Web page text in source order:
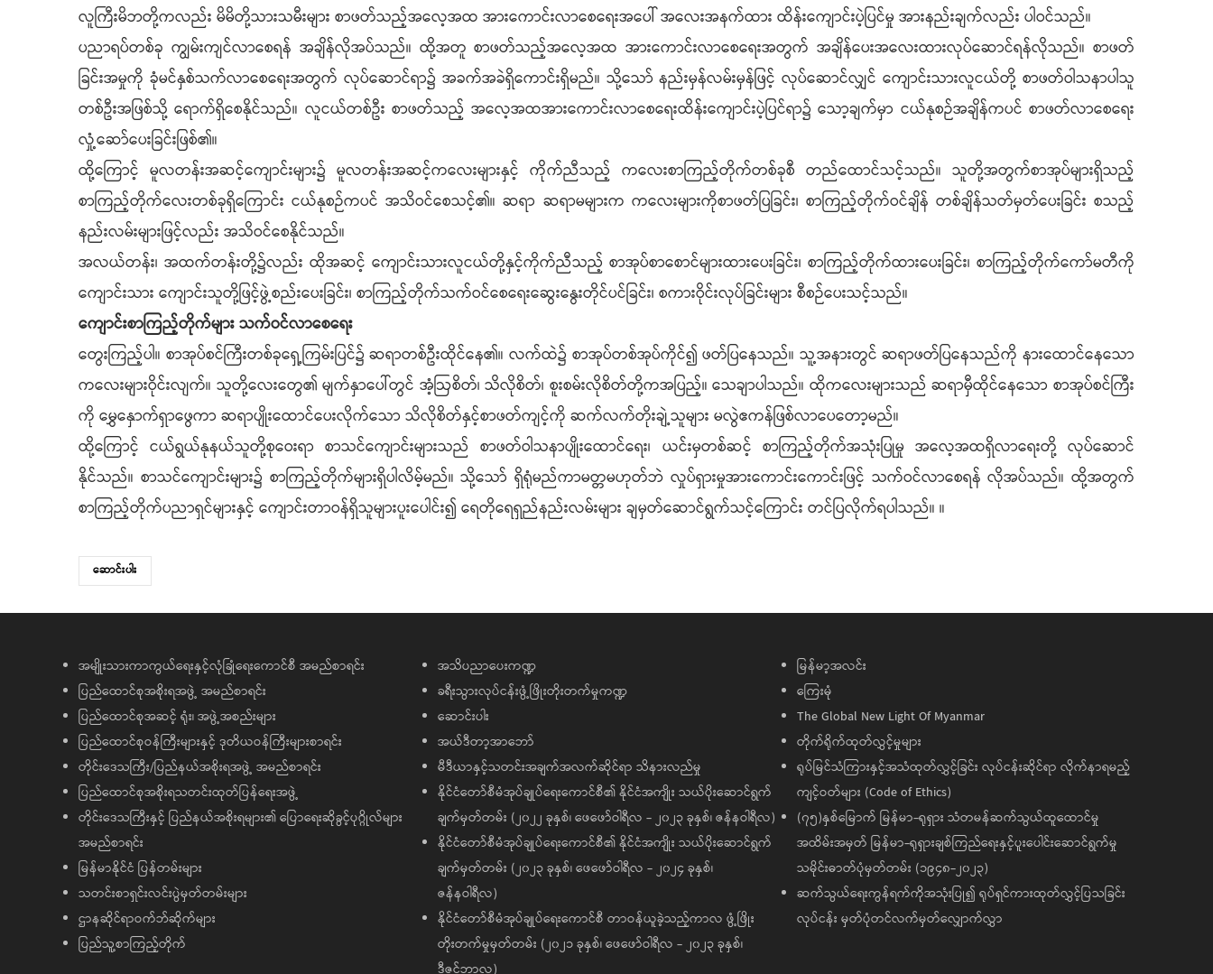
လူကြီးမိဘတို့ကလည်း မိမိတို့သားသမီးများ စာဖတ်သည့်အလေ့အထ အားကောင်းလာစေရေးအပေါ် အလေးအနက်ထား ထိန်းကျောင်းပဲ့ပြင်မှု အားနည်းချက်လည်း ပါဝင်သည်။
ပညာရပ်တစ်ခု ကျွမ်းကျင်လာစေရန် အချိန်လိုအပ်သည်။ ထို့အတူ စာဖတ်သည့်အလေ့အထ အားကောင်းလာစေရေးအတွက် အချိန်ပေးအလေးထားလုပ်ဆောင်ရန်လိုသည်။ စာဖတ်
ခြင်းအမှုကို ခုံမင်နှစ်သက်လာစေရေးအတွက် လုပ်ဆောင်ရာ၌ အခက်အခဲရှိကောင်းရှိမည်။ သို့သော် နည်းမှန်လမ်းမှန်ဖြင့် လုပ်ဆောင်လျှင် ကျောင်းသားလူငယ်တို့ စာဖတ်ဝါသနာပါသူ
တစ်ဦးအဖြစ်သို့ ရောက်ရှိစေနိုင်သည်။ လူငယ်တစ်ဦး စာဖတ်သည့် အလေ့အထအားကောင်းလာစေရေးထိန်းကျောင်းပဲ့ပြင်ရာ၌ သော့ချက်မှာ ငယ်နုစဉ်အချိန်ကပင် စာဖတ်လာစေရေး
လှုံ့ဆော်ပေးခြင်းဖြစ်၏။
ထို့ကြောင့် မူလတန်းအဆင့်ကျောင်းများ၌ မူလတန်းအဆင့်ကလေးများနှင့် ကိုက်ညီသည့် ကလေးစာကြည့်တိုက်တစ်ခုစီ တည်ထောင်သင့်သည်။ သူတို့အတွက်စာအုပ်များရှိသည့်
စာကြည့်တိုက်လေးတစ်ခုရှိကြောင်း ငယ်နုစဉ်ကပင် အသိဝင်စေသင့်၏။ ဆရာ ဆရာမများက ကလေးများကိုစာဖတ်ပြခြင်း၊ စာကြည့်တိုက်ဝင်ချိန် တစ်ချိန်သတ်မှတ်ပေးခြင်း စသည့်
နည်းလမ်းများဖြင့်လည်း အသိဝင်စေနိုင်သည်။
အလယ်တန်း၊ အထက်တန်းတို့၌လည်း ထိုအဆင့် ကျောင်းသားလူငယ်တို့နှင့်ကိုက်ညီသည့် စာအုပ်စာစောင်များထားပေးခြင်း၊ စာကြည့်တိုက်ထားပေးခြင်း၊ စာကြည့်တိုက်ကော်မတီကို
ကျောင်းသား ကျောင်းသူတို့ဖြင့်ဖွဲ့စည်းပေးခြင်း၊ စာကြည့်တိုက်သက်ဝင်စေရေးဆွေးနွေးတိုင်ပင်ခြင်း၊ စကားဝိုင်းလုပ်ခြင်းများ စီစဉ်ပေးသင့်သည်။
ကျောင်းစာကြည့်တိုက်များ သက်ဝင်လာစေရေး
တွေးကြည့်ပါ။ စာအုပ်စင်ကြီးတစ်ခုရှေ့ကြမ်းပြင်၌ ဆရာတစ်ဦးထိုင်နေ၏။ လက်ထဲ၌ စာအုပ်တစ်အုပ်ကိုင်၍ ဖတ်ပြနေသည်။ သူ့အနားတွင် ဆရာဖတ်ပြနေသည်ကို နားထောင်နေသော
ကလေးများဝိုင်းလျက်။ သူတို့လေးတွေ၏ မျက်နှာပေါ်တွင် အံ့ဩစိတ်၊ သိလိုစိတ်၊ စူးစမ်းလိုစိတ်တို့ကအပြည့်။ သေချာပါသည်။ ထိုကလေးများသည် ဆရာမှီထိုင်နေသော စာအုပ်စင်ကြီး
ကို မွှေနှောက်ရှာဖွေကာ ဆရာပျိုးထောင်ပေးလိုက်သော သိလိုစိတ်နှင့်စာဖတ်ကျင့်ကို ဆက်လက်တိုးချဲ့သူများ မလွဲဧကန်ဖြစ်လာပေတော့မည်။
ထို့ကြောင့် ငယ်ရွယ်နုနယ်သူတို့စုဝေးရာ စာသင်ကျောင်းများသည် စာဖတ်ဝါသနာပျိုးထောင်ရေး၊ ယင်းမှတစ်ဆင့် စာကြည့်တိုက်အသုံးပြုမှု အလေ့အထရှိလာရေးတို့ လုပ်ဆောင်
နိုင်သည်။ စာသင်ကျောင်းများ၌ စာကြည့်တိုက်များရှိပါလိမ့်မည်။ သို့သော် ရှိရုံမည်ကာမတ္တမဟုတ်ဘဲ လှုပ်ရှားမှုအားကောင်းကောင်းဖြင့် သက်ဝင်လာစေရန် လိုအပ်သည်။ ထို့အတွက်
စာကြည့်တိုက်ပညာရှင်များနှင့် ကျောင်းတာဝန်ရှိသူများပူးပေါင်း၍ ရေတိုရေရှည်နည်းလမ်းများ ချမှတ်ဆောင်ရွက်သင့်ကြောင်း တင်ပြလိုက်ရပါသည်။ ။
ဆောင်းပါး
အမျိုးသားကာကွယ်ရေးနှင့်လုံခြုံရေးကောင်စီ အမည်စာရင်း
ပြည်ထောင်စုအစိုးရအဖွဲ့ အမည်စာရင်း
ပြည်ထောင်စုအဆင့် ရုံး၊ အဖွဲ့အစည်းများ
ပြည်ထောင်စုဝန်ကြီးများနှင့် ဒုတိယဝန်ကြီးများစာရင်း
တိုင်းဒေသကြီး/ပြည်နယ်အစိုးရအဖွဲ့ အမည်စာရင်း
ပြည်ထောင်စုအစိုးရသတင်းထုတ်ပြန်ရေးအဖွဲ့
တိုင်းဒေသကြီးနှင့် ပြည်နယ်အစိုးရများ၏ ပြောရေးဆိုခွင့်ပုဂ္ဂိုလ်များ
အမည်စာရင်း
မြန်မာနိုင်ငံ ပြန်တမ်းများ
သတင်းစာရှင်းလင်းပွဲမှတ်တမ်းများ
ဌာနဆိုင်ရာဝက်ဘ်ဆိုက်များ
ပြည်သူ့စာကြည့်တိုက်
အသိပညာပေးကဏ္ဍ
ခရီးသွားလုပ်ငန်းဖွံ့ဖြိုးတိုးတက်မှုကဏ္ဍ
ဆောင်းပါး
အယ်ဒီတာ့အာဘော်
မီဒီယာနှင့်သတင်းအချက်အလက်ဆိုင်ရာ သိနားလည်မှု
နိုင်ငံတော်စီမံအုပ်ချုပ်ရေးကောင်စီ၏ နိုင်ငံအကျိုး သယ်ပိုးဆောင်ရွက်
ချက်မှတ်တမ်း (၂၀၂၂ ခုနှစ်၊ ဖေဖော်ဝါရီလ - ၂၀၂၃ ခုနှစ်၊ ဇန်နဝါရီလ)
နိုင်ငံတော်စီမံအုပ်ချုပ်ရေးကောင်စီ၏ နိုင်ငံအကျိုး သယ်ပိုးဆောင်ရွက်
ချက်မှတ်တမ်း (၂၀၂၃ ခုနှစ်၊ ဖေဖော်ဝါရီလ - ၂၀၂၄ ခုနှစ်၊
ဇန်နဝါရီလ)
နိုင်ငံတော်စီမံအုပ်ချုပ်ရေးကောင်စီ တာဝန်ယူခဲ့သည့်ကာလ ဖွံ့ဖြိုး
တိုးတက်မှုမှတ်တမ်း (၂၀၂၁ ခုနှစ်၊ ဖေဖော်ဝါရီလ - ၂၀၂၃ ခုနှစ်၊
ဒီဇင်ဘာလ)
မြန်မာ့အလင်း
ကြေးမုံ
The Global New Light Of Myanmar
တိုက်ရိုက်ထုတ်လွှင့်မှုများ
ရုပ်မြင်သံကြားနှင့်အသံထုတ်လွှင့်ခြင်း လုပ်ငန်းဆိုင်ရာ လိုက်နာရမည့်
ကျင့်ဝတ်များ (Code of Ethics)
(၇၅)နှစ်မြောက် မြန်မာ-ရုရှား သံတမန်ဆက်သွယ်ထူထောင်မှု
အထိမ်းအမှတ် မြန်မာ-ရုရှားချစ်ကြည်ရေးနှင့်ပူးပေါင်းဆောင်ရွက်မှု
သမိုင်းဓာတ်ပုံမှတ်တမ်း (၁၉၄၈-၂၀၂၃)
ဆက်သွယ်ရေးကွန်ရက်ကိုအသုံးပြု၍ ရုပ်ရှင်ကားထုတ်လွှင့်ပြသခြင်း
လုပ်ငန်း မှတ်ပုံတင်လက်မှတ်လျှောက်လွှာ